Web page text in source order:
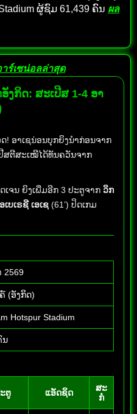
ຜູ້ຊົມ 61,439 ຄົນ ผล
ร์เซน่อลล่าสุด
ກິດ: ສະເປີສ 1-4 ອາ
! ອາເຊນ່ອນບຸກຍິງນຳກ່ອນຈາກ
ສຕີສະເໝີໄດ້ທັນຄວັນຈາກ
ຈນ ຍິງເພີ່ມອີກ 3 ປະຕູຈາກ ວິກ
ເບເຣຊີ ເອເຊ (61’) ປິດເກມ
2569
(ອັງກິດ)
Hotspur Stadium
ນ
ຕູ ແອັດຊິດ
ສະ
ກໍ